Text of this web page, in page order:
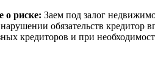
о риске: Заем под залог
обязательств кредитор
кредиторов и при